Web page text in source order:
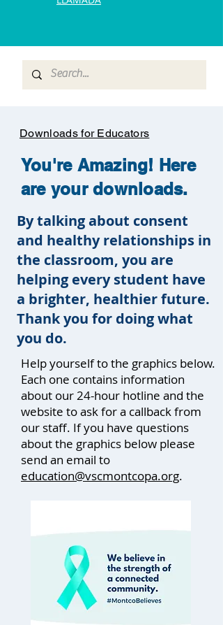
Downloads for Educators
You're Amazing! Here
are your downloads.
By talking about consent
and healthy relationships in
the classroom, you are
helping every student have
a brighter, healthier future.
Thank you for doing what
you do.
Help yourself to the graphics below.
Each one contains information
about our 24-hour hotline and the
website to ask for a callback from
our staff. If you have questions
about the graphics below please
send an email to
education@vscmontcopa.org.